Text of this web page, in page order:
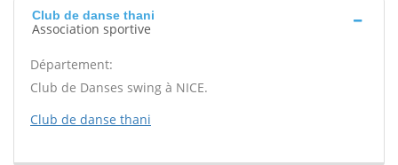
Club de danse thani
Association sportive
Département:
Club de Danses swing à NICE.
Club de danse thani